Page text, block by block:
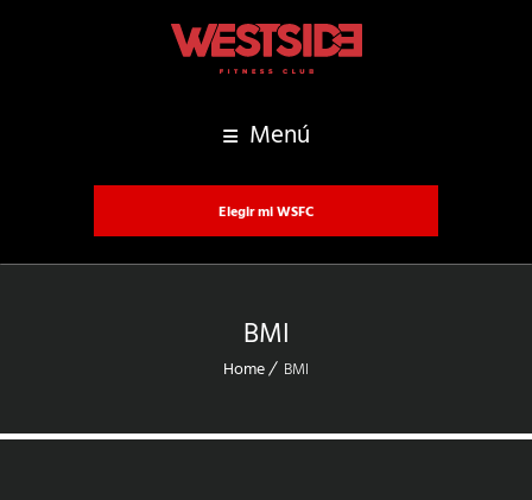
Menú
Elegir mi WSFC
BMI
Home BMI